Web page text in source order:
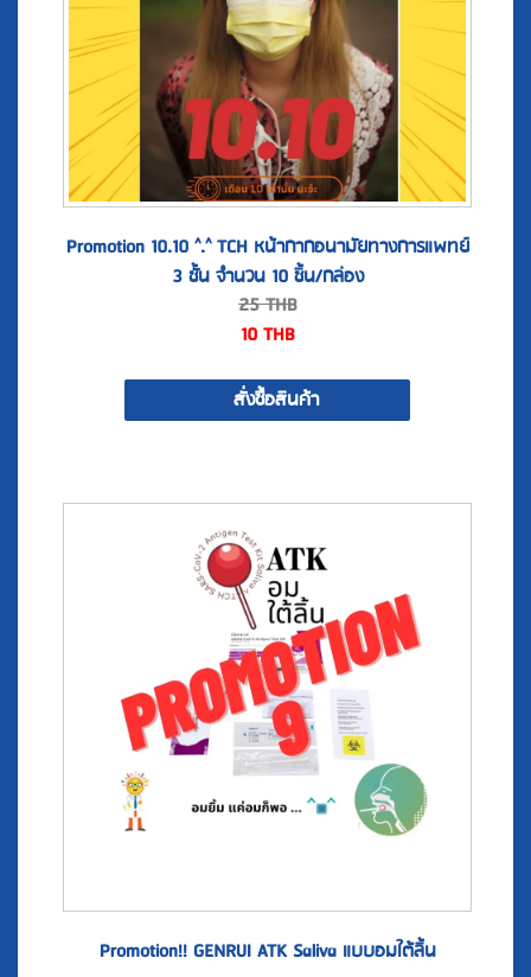
Promotion 10.10 ^.^ TCH หน้ากากอนามัยทางการแพทย์
3 ชั้น จำนวน 10 ชิ้น/กล่อง
25THB
10THB
สั่งซื้อสินค้า
สินค้าหมด